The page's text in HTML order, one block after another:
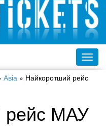
Англійська
Російська
Українська
Авіа » Найкоротший рейс
рейс МАУ